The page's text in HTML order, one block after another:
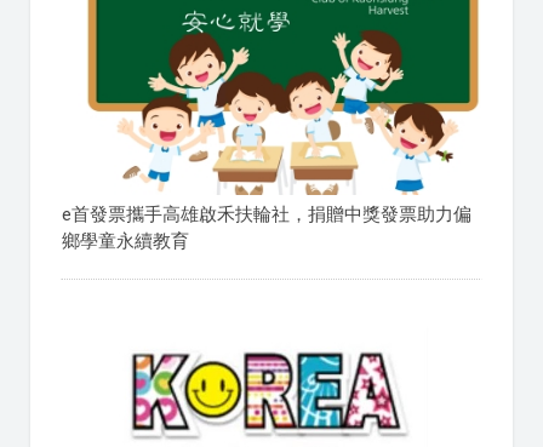
e首發票攜手高雄啟禾扶輪社，捐贈中獎發票助力偏
鄉學童永續教育